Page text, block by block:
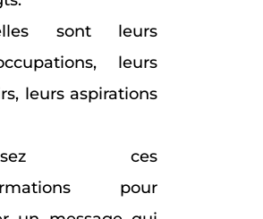
sont leurs
leurs
leurs aspirations
ces
pour